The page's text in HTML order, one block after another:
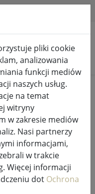
lampki
zewnątrz 18
pliki cookie
analizowania
funkcji mediów
naszych usług.
na temat
witryny
w zakresie mediów
Nasi partnerzy
informacjami,
w trakcie
Więcej informacji
dot Ochrona